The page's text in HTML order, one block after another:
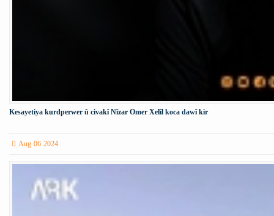
Kesayetiya kurdperwer û civakî Nîzar Omer Xelîl koca dawî kir
Aug 06 2024